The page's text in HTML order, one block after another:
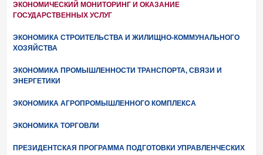
ЭКОНОМИЧЕСКИЙ МОНИТОРИНГ И ОКАЗАНИЕ
ГОСУДАРСТВЕННЫХ УСЛУГ
ЭКОНОМИКА СТРОИТЕЛЬСТВА И ЖИЛИЩНО-КОММУНАЛЬНОГО
ХОЗЯЙСТВА
ЭКОНОМИКА ПРОМЫШЛЕННОСТИ ТРАНСПОРТА, СВЯЗИ И
ЭНЕРГЕТИКИ
ЭКОНОМИКА АГРОПРОМЫШЛЕННОГО КОМПЛЕКСА
ЭКОНОМИКА ТОРГОВЛИ
ПРЕЗИДЕНТСКАЯ ПРОГРАММА ПОДГОТОВКИ УПРАВЛЕНЧЕСКИХ